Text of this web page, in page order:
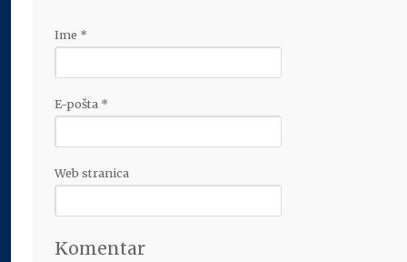
Ime *
E-pošta *
Web stranica
Komentar